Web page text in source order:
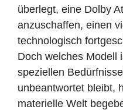
überlegt, eine Dolby
anzuschaffen, einen
technologisch
Doch welches Modell
speziellen
unbeantwortet bleibt,
materielle Welt